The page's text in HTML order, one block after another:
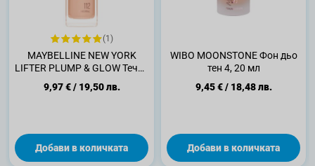
(1)
MAYBELLINE NEW YORK
LIFTER PLUMP & GLOW Течен
фон дьо тен 112
9,97 €/ 19,50 лв.
Добави в количката
WIBO MOONSTONE Фон дьо
тен 4, 20 мл
9,45 €/ 18,48 лв.
Добави в количката